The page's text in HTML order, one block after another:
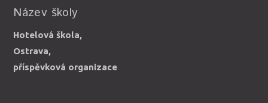
Název školy
Hotelová škola,
Ostrava,
příspěvková organizace